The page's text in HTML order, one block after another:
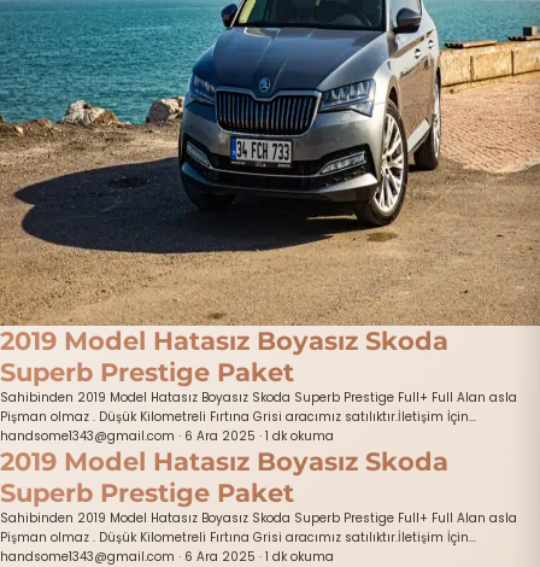
2019 Model Hatasız Boyasız Skoda
Superb Prestige Paket
Sahibinden 2019 Model Hatasız Boyasız Skoda Superb Prestige Full+ Full Alan asla
Pişman olmaz . Düşük Kilometreli Fırtına Grisi aracımız satılıktır.İletişim İçin...
handsome1343@gmail.com · 6 Ara 2025 · 1 dk okuma
2019 Model Hatasız Boyasız Skoda
Superb Prestige Paket
Sahibinden 2019 Model Hatasız Boyasız Skoda Superb Prestige Full+ Full Alan asla
Pişman olmaz . Düşük Kilometreli Fırtına Grisi aracımız satılıktır.İletişim İçin...
handsome1343@gmail.com · 6 Ara 2025 · 1 dk okuma